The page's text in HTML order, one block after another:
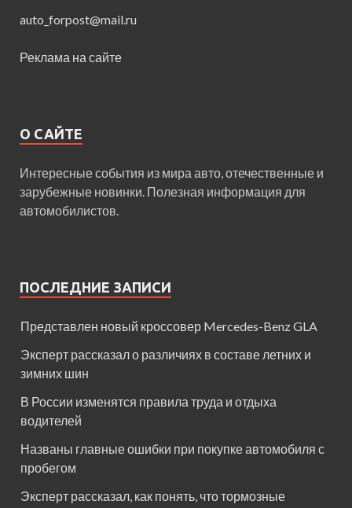
auto_forpost@mail.ru
Реклама на сайте
О САЙТЕ
Интересные события из мира авто, отечественные и
зарубежные новинки. Полезная информация для
автомобилистов.
ПОСЛЕДНИЕ ЗАПИСИ
Представлен новый кроссовер Mercedes-Benz GLA
Эксперт рассказал о различиях в составе летних и
зимних шин
В России изменятся правила труда и отдыха
водителей
Названы главные ошибки при покупке автомобиля с
пробегом
Эксперт рассказал, как понять, что тормозные